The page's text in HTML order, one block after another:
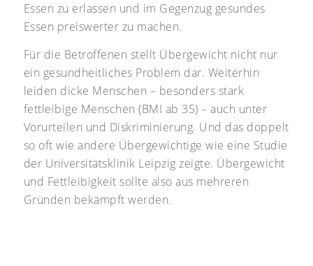
Essen zu erlassen und im Gegenzug gesundes
Essen preiswerter zu machen.
Für die Betroffenen stellt Übergewicht nicht nur
ein gesundheitliches Problem dar. Weiterhin
leiden dicke Menschen – besonders stark
fettleibige Menschen (BMI ab 35) – auch unter
Vorurteilen und Diskriminierung. Und das doppelt
so oft wie andere Übergewichtige wie eine Studie
der Universitätsklinik Leipzig zeigte. Übergewicht
und Fettleibigkeit sollte also aus mehreren
Gründen bekämpft werden.